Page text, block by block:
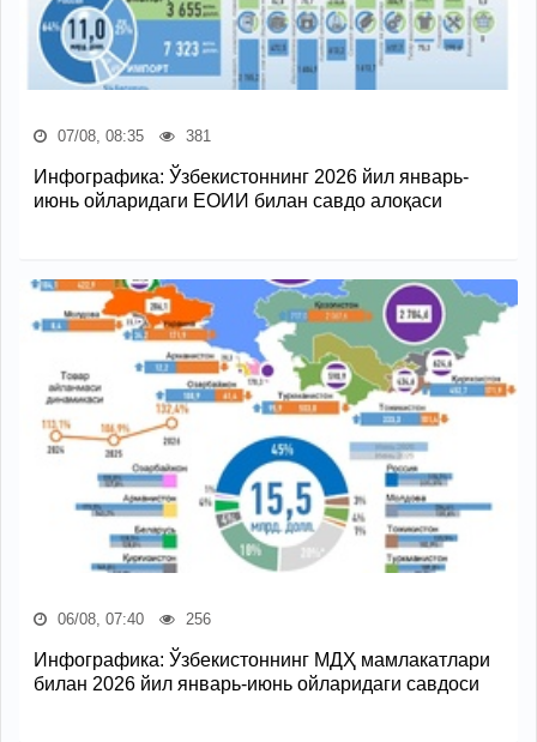
07/08, 08:35 381
Инфографика: Ўзбекистоннинг 2026 йил январь-
июнь ойларидаги ЕОИИ билан савдо алоқаси
06/08, 07:40 256
Инфографика: Ўзбекистоннинг МДҲ мамлакатлари
билан 2026 йил январь-июнь ойларидаги савдоси